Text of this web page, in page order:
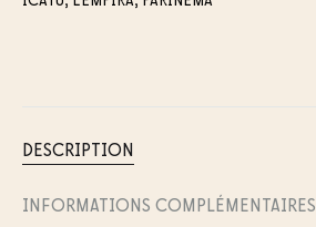
DESCRIPTION
INFORMATIONS COMPLÉMENTAIRES